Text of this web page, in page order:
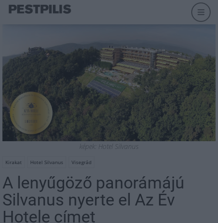
képek: Hotel Silvanus
Kirakat Hotel Silvanus Visegrád
A lenyűgöző panorámájú
Silvanus nyerte el Az Év
Hotele címet